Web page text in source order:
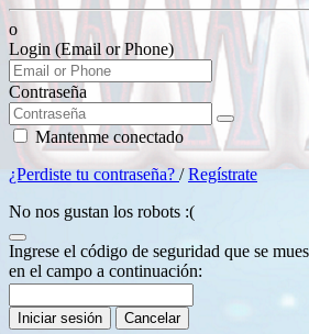
o
Login (Email or Phone)
Contraseña
Mantenme conectado
¿Perdiste tu contraseña?/Regístrate
No nos gustan los robots :(
Ingrese el código de seguridad que se
en el campo a continuación:
Iniciar sesión Cancelar